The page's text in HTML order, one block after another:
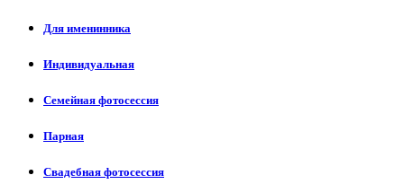
Для именинника
Индивидуальная
Семейная фотосессия
Парная
Свадебная фотосессия